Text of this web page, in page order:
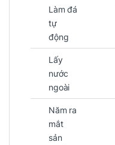
Làm đá
tự
động
Lấy
nước
ngoài
Năm ra
mắt
sản